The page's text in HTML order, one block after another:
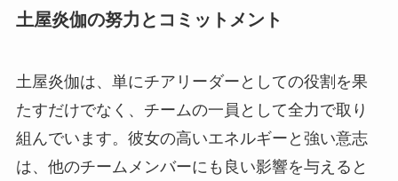
土屋炎伽の努力とコミットメント
土屋炎伽は、単にチアリーダーとしての役割を果
たすだけでなく、チームの一員として全力で取り
組んでいます。彼女の高いエネルギーと強い意志
は、他のチームメンバーにも良い影響を与えると